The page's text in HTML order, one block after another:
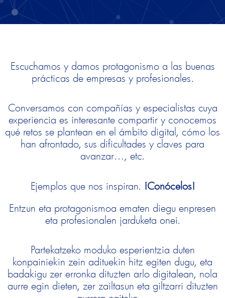
Escuchamos y damos protagonismo a las buenas
prácticas de empresas y profesionales.
Conversamos con compañías y especialistas cuya
experiencia es interesante compartir y conocemos
qué retos se plantean en el ámbito digital, cómo los
han afrontado, sus dificultades y claves para
avanzar…, etc.
Ejemplos que nos inspiran. ¡Conócelos!
Entzun eta protagonismoa ematen diegu enpresen
eta profesionalen jarduketa onei.
Partekatzeko moduko esperientzia duten
konpainiekin zein adituekin hitz egiten dugu, eta
badakigu zer erronka dituzten arlo digitalean, nola
aurre egin dieten, zer zailtasun eta giltzarri dituzten